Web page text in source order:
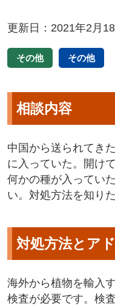
更新日：2021年2月18
その他 その他
相談内容
中国から送られてき
に入っていた。開け
何かの種が入ってい
い。対処方法を知りた
対処方法とア
海外から植物を輸入
検査が必要です。検